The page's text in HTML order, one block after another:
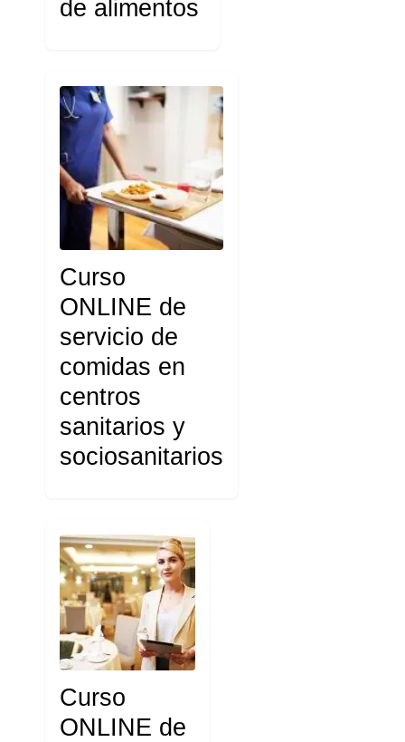
de alimentos
Curso
ONLINE de
servicio de
comidas en
centros
sanitarios y
sociosanitarios
Curso
ONLINE de